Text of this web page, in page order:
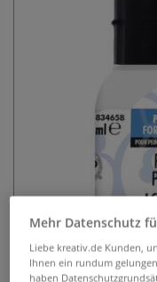
Mehr Datenschutz
Liebe kreativ.de Kunden,
Ihnen ein rundum
haben